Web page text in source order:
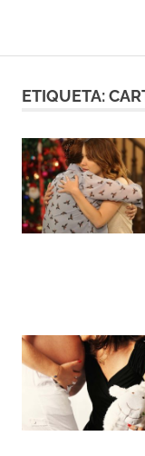
ETIQUETA: